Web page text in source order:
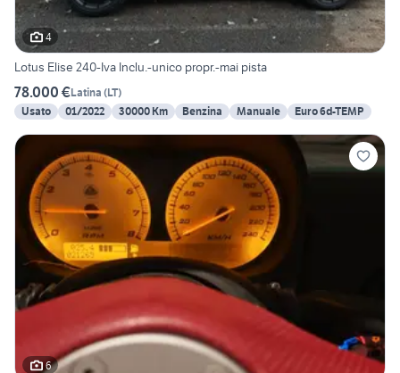
4
Lotus Elise 240-Iva Inclu.-unico propr.-mai pista
78.000 €Latina (LT)
Usato
01/2022 30000 Km Benzina Manuale Euro 6d-TEMP
6